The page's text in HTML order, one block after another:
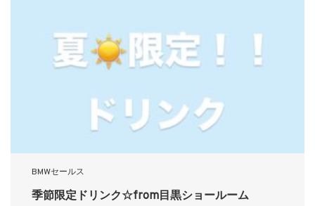
BMWセールス
季節限定ドリンク☆from目黒ショールーム